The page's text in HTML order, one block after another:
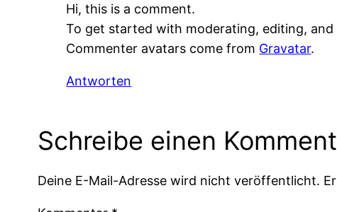
Hi, this is a comment.
To get started with moderating, editing,
Commenter avatars come from Gravatar.
Antworten
Schreibe einen
Deine E-Mail-Adresse wird nicht veröffentlicht.